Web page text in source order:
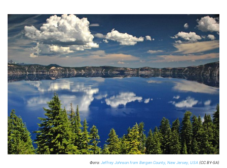
Фото: Jeffrey Johnson from Bergen County, New Jersey, USA (CC BY-SA)